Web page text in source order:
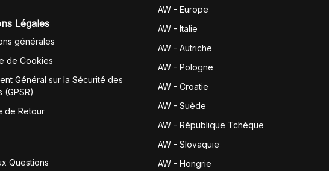
Légales
générales
de Cookies
Général sur la Sécurité des
(GPSR)
de Retour
Questions
AW - Europe
AW - Italie
AW - Autriche
AW - Pologne
AW - Croatie
AW - Suède
AW - République Tchèque
AW - Slovaquie
AW - Hongrie